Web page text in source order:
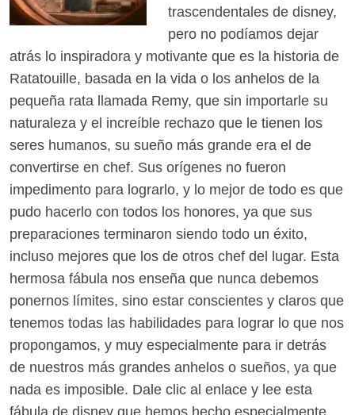
trascendentales de disney,
pero no podíamos dejar
atrás lo inspiradora y motivante que es la historia de
Ratatouille, basada en la vida o los anhelos de la
pequeña rata llamada Remy, que sin importarle su
naturaleza y el increíble rechazo que le tienen los
seres humanos, su sueño más grande era el de
convertirse en chef. Sus orígenes no fueron
impedimento para lograrlo, y lo mejor de todo es que
pudo hacerlo con todos los honores, ya que sus
preparaciones terminaron siendo todo un éxito,
incluso mejores que los de otros chef del lugar. Esta
hermosa fábula nos enseña que nunca debemos
ponernos límites, sino estar conscientes y claros que
tenemos todas las habilidades para lograr lo que nos
propongamos, y muy especialmente para ir detrás
de nuestros más grandes anhelos o sueños, ya que
nada es imposible. Dale clic al enlace y lee esta
fábula de disney que hemos hecho especialmente